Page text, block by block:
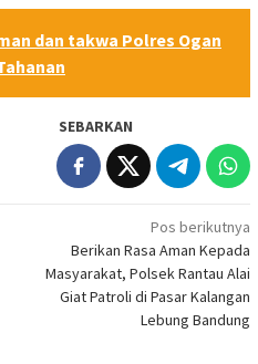
dan takwa Polres Ogan
SEBARKAN
Pos berikutnya
Berikan Rasa Aman Kepada
Masyarakat, Polsek Rantau Alai
Giat Patroli di Pasar Kalangan
Lebung Bandung